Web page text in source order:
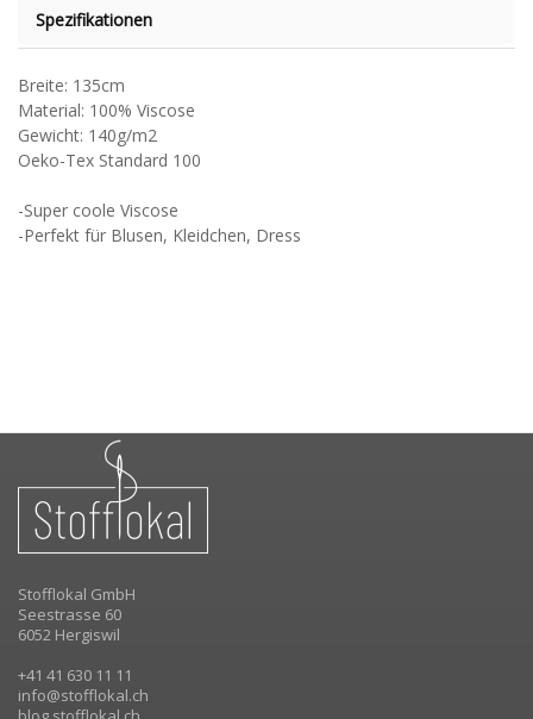
Spezifikationen
Breite: 135cm
Material: 100% Viscose
Gewicht: 140g/m2
Oeko-Tex Standard 100
-Super coole Viscose
-Perfekt für Blusen, Kleidchen, Dress
Stofflokal GmbH
Seestrasse 60
6052 Hergiswil
+41 41 630 11 11
info@stofflokal.ch